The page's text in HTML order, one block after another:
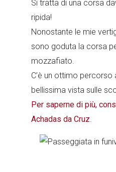
Si tratta di una corsa
ripida!
Nonostante le mie
sono goduta la corsa
mozzafiato.
C’è un ottimo percorso
bellissima vista sulle
Per saperne di più,
Achadas da Cruz.